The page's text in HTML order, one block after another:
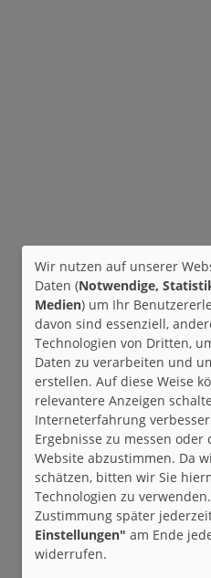
Wir nutzen auf unserer
Daten (Notwendige,
Medien) um Ihr
davon sind essenziell,
Technologien von Dritten,
Daten zu verarbeiten und
erstellen. Auf diese Weise
relevantere Anzeigen
Interneterfahrung
Ergebnisse zu messen
Website abzustimmen. Da
schätzen, bitten wir Sie
Technologien zu
Zustimmung später
Einstellungen" am Ende
widerrufen.